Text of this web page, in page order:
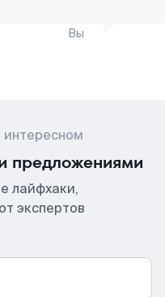
Вы
предложениями
лайфхаки,
экспертов